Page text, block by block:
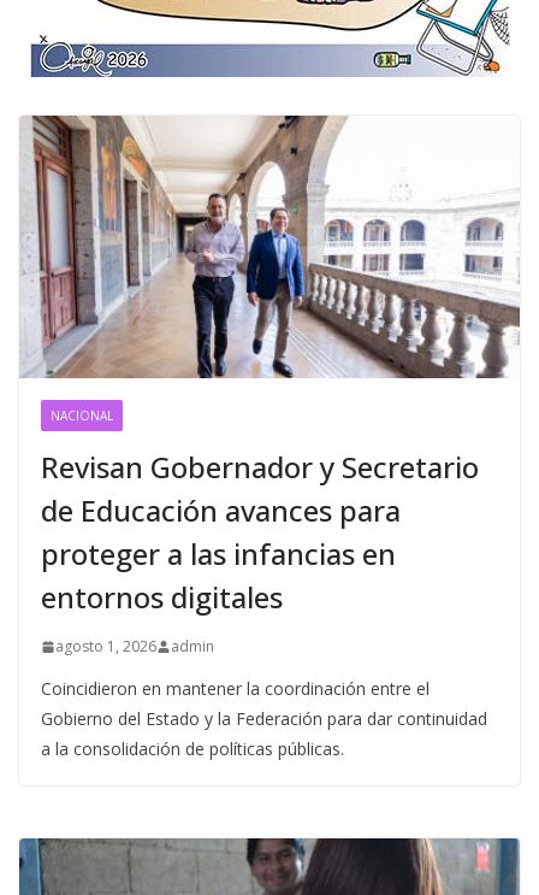
NACIONAL
Revisan Gobernador y Secretario
de Educación avances para
proteger a las infancias en
entornos digitales
agosto 1, 2026 admin
Coincidieron en mantener la coordinación entre el
Gobierno del Estado y la Federación para dar continuidad
a la consolidación de políticas públicas.